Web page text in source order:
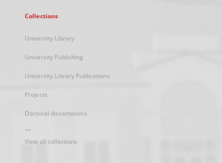
Collections
University Library
University Publishing
University Library Publications
Projects
Doctoral dissertations
...
View all collections